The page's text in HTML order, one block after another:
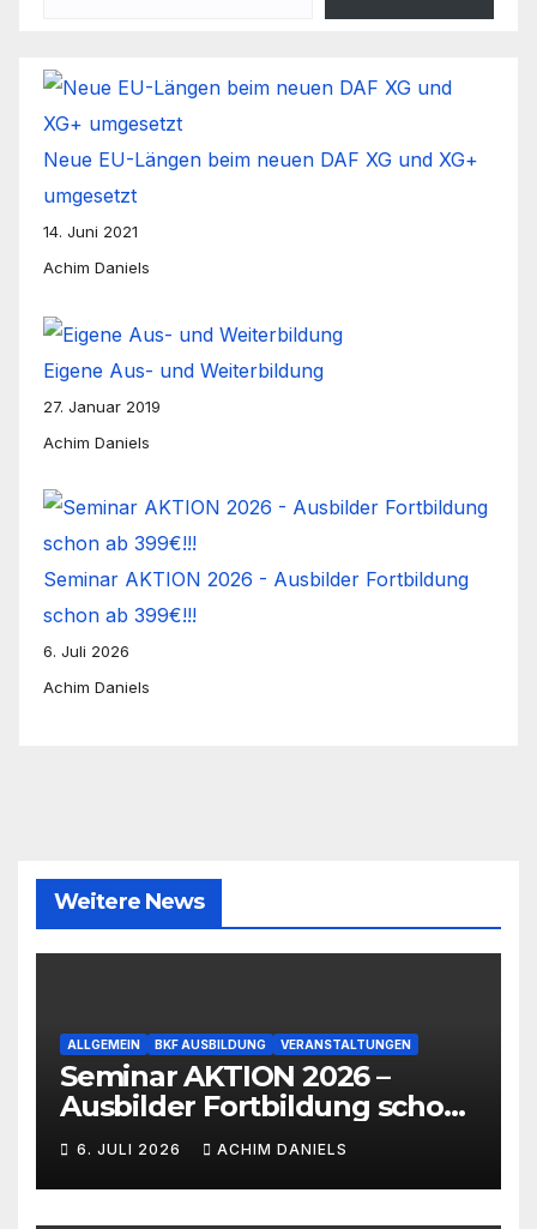
Neue EU-Längen beim neuen DAF XG und XG+
umgesetzt
14. Juni 2021
Achim Daniels
Eigene Aus- und Weiterbildung
27. Januar 2019
Achim Daniels
Seminar AKTION 2026 - Ausbilder Fortbildung
schon ab 399€!!!
6. Juli 2026
Achim Daniels
Weitere News
ALLGEMEIN BKF AUSBILDUNG VERANSTALTUNGEN
Seminar AKTION 2026 –
Ausbilder Fortbildung schon
ab 399€!!!
6. JULI 2026 ACHIM DANIELS